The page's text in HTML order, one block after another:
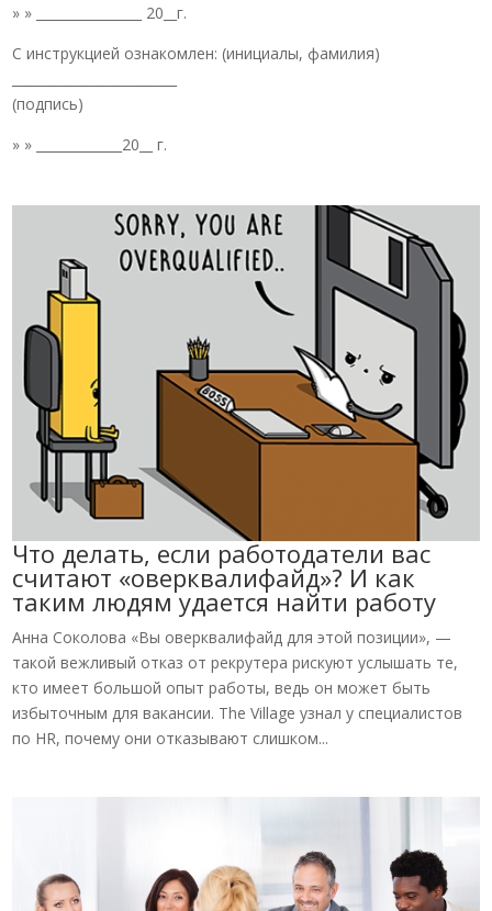
» » ________________ 20__г.
С инструкцией ознакомлен: (инициалы, фамилия)
(подпись)
» » _____________20__ г.
Что делать, если работодатели вас
считают «оверквалифайд»? И как
таким людям удается найти работу
Анна Соколова «Вы оверквалифайд для этой позиции», —
такой вежливый отказ от рекрутера рискуют услышать те,
кто имеет большой опыт работы, ведь он может быть
избыточным для вакансии. The Village узнал у специалистов
по HR, почему они отказывают слишком...